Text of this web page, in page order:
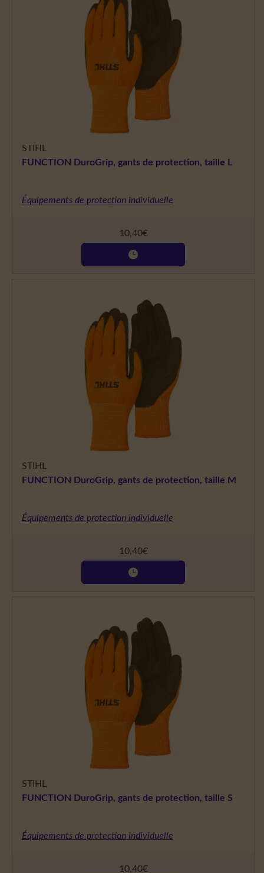
STIHL
FUNCTION DuroGrip, gants de protection, taille L
Équipements de protection individuelle
10,40€
STIHL
FUNCTION DuroGrip, gants de protection, taille M
Équipements de protection individuelle
10,40€
STIHL
FUNCTION DuroGrip, gants de protection, taille S
Équipements de protection individuelle
10,40€